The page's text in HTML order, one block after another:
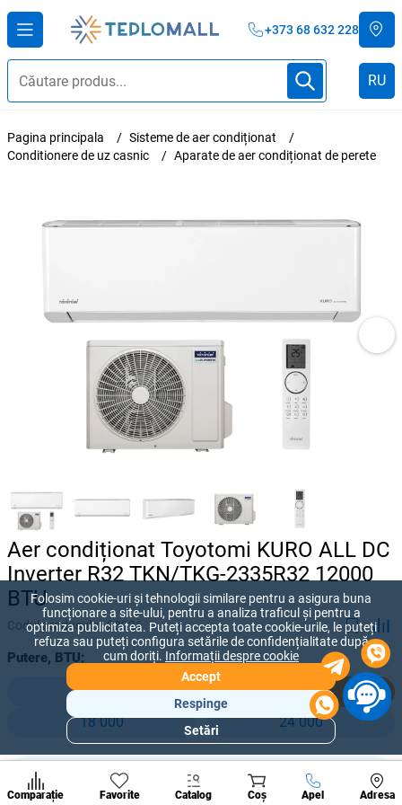
+373 68 632 228
RU
Pagina principala
Sisteme de aer condiționat
Conditionere de uz casnic
Aparate de aer condiționat de perete
Aer condiționat Toyotomi KURO ALL DC
Inverter R32 TKN/TKG-2335R32 12000
BTU
Codul produsului:28226
Putere, BTU:
9 000
12 000
18 000
24 000
24 000 lei
20 000 lei +
Comparație Favorite Catalog Coș Apel Adresa
A suna
populare
de
Folosim cookie-uri și tehnologii similare pentru a asigura buna
funcționare a site-ului, pentru a analiza traficul și pentru a
optimiza publicitatea. Puteți accepta toate cookie-urile, le puteți
refuza sau puteți configura setările de confidențialitate după
cum doriți. Informații despre cookie
Accept
Respinge
Setări